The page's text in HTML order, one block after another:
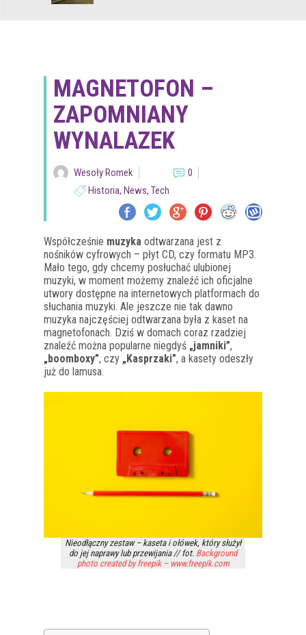
MAGNETOFON –
ZAPOMNIANY
WYNALAZEK
Wesoły Romek
0
Historia, News, Tech
Współcześnie muzyka odtwarzana jest z
nośników cyfrowych – płyt CD, czy formatu MP3.
Mało tego, gdy chcemy posłuchać ulubionej
muzyki, w moment możemy znaleźć ich oficjalne
utwory dostępne na internetowych platformach do
słuchania muzyki. Ale jeszcze nie tak dawno
muzyka najczęściej odtwarzana była z kaset na
magnetofonach. Dziś w domach coraz rzadziej
znaleźć można popularne niegdyś „jamniki”,
„boomboxy”, czy „Kasprzaki”, a kasety odeszły
już do lamusa.
Nieodłączny zestaw – kaseta i ołówek, który służył
do jej naprawy lub przewijania // fot. Background
photo created by freepik – www.freepik.com